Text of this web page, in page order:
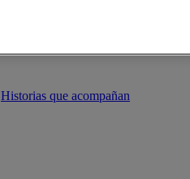
Historias que acompañan